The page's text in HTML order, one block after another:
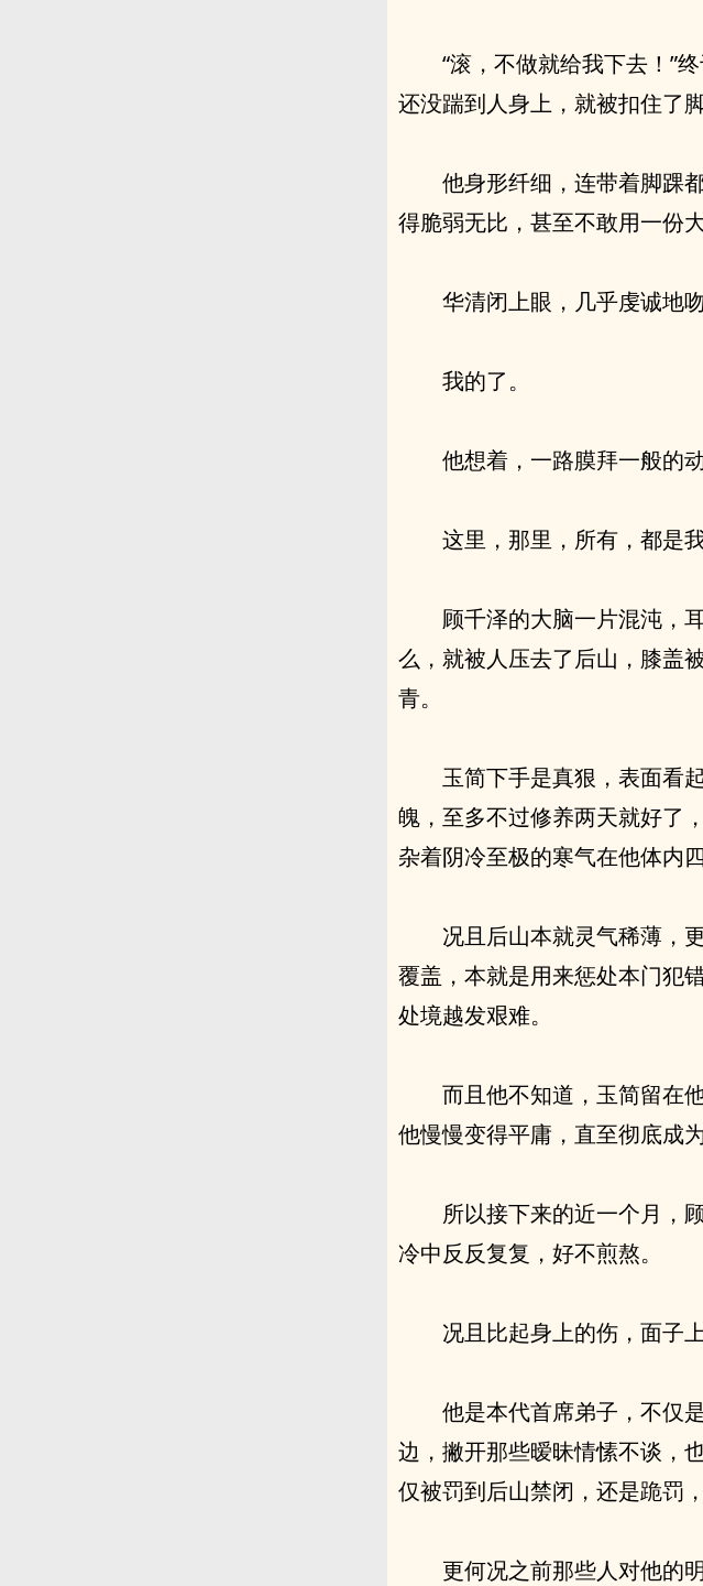
“滚，不做就给我下去！”
还没踹到人身上，就被扣住了脚
他身形纤细，连带着脚踝
得脆弱无比，甚至不敢用一份
华清闭上眼，几乎虔诚地吻
我的了。
他想着，一路膜拜一般的
这里，那里，所有，都是我
顾千泽的大脑一片混沌，
么，就被人压去了后山，膝盖
青。
玉简下手是真狠，表面看
魄，至多不过修养两天就好了
杂着阴冷至极的寒气在他体内
况且后山本就灵气稀薄，
覆盖，本就是用来惩处本门犯
处境越发艰难。
而且他不知道，玉简留在
他慢慢变得平庸，直至彻底成
所以接下来的近一个月，
冷中反反复复，好不煎熬。
况且比起身上的伤，面子
他是本代首席弟子，不仅
边，撇开那些暧昧情愫不谈，
仅被罚到后山禁闭，还是跪罚
更何况之前那些人对他的